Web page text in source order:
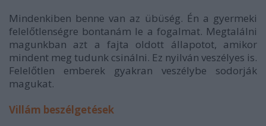
Mindenkiben benne van az übüség. Én a gyermeki
felelőtlenségre bontanám le a fogalmat. Megtalálni
magunkban azt a fajta oldott állapotot, amikor
mindent meg tudunk csinálni. Ez nyilván veszélyes is.
Felelőtlen emberek gyakran veszélybe sodorják
magukat.
Villám beszélgetések